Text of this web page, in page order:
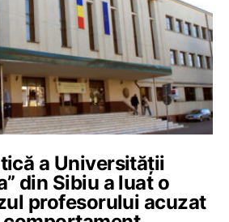
a Universității
din Sibiu a luat o
profesorului acuzat